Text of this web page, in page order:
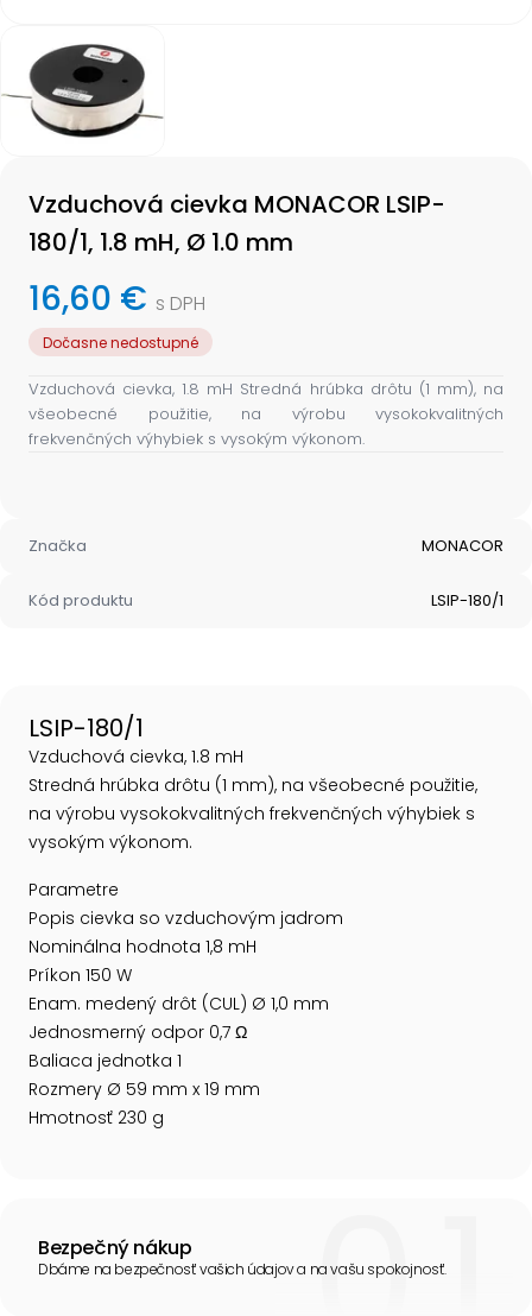
1
Vzduchová cievka MONACOR LSIP-
180/1, 1.8 mH, Ø 1.0 mm
16,60 € s DPH
Dočasne nedostupné
Vzduchová cievka, 1.8 mH Stredná hrúbka drôtu (1 mm), na
všeobecné použitie, na výrobu vysokokvalitných
frekvenčných výhybiek s vysokým výkonom.
Značka MONACOR
Kód produktu LSIP-180/1
LSIP-180/1
Vzduchová cievka, 1.8 mH
Stredná hrúbka drôtu (1 mm), na všeobecné použitie,
na výrobu vysokokvalitných frekvenčných výhybiek s
vysokým výkonom.
Parametre
Popis cievka so vzduchovým jadrom
Nominálna hodnota 1,8 mH
Príkon 150 W
Enam. medený drôt (CUL) Ø 1,0 mm
Jednosmerný odpor 0,7 Ω
Baliaca jednotka 1
Rozmery Ø 59 mm x 19 mm
Hmotnosť 230 g
Bezpečný nákup
Dbáme na bezpečnosť vašich údajov a na vašu spokojnosť.